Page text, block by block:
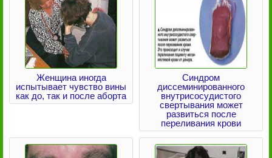
Женщина иногда
испытывает чувство вины
как до, так и после аборта
Синдром
диссеминированного
внутрисосудистого
свертывания может
развиться после
переливания крови